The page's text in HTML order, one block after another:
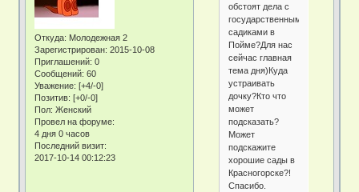
Откуда: Молодежная 2
Зарегистрирован: 2015-10-08
Приглашений: 0
Сообщений: 60
Уважение: [+4/-0]
Позитив: [+0/-0]
Пол: Женский
Провел на форуме:
4 дня 0 часов
Последний визит:
2017-10-14 00:12:23
обстоят дела с
государственными
садиками в
Пойме?Для нас
сейчас главная
тема дня)Куда
устраивать
дочку?Кто что
может
подсказать?
Может
подскажите
хорошие сады в
Красногорске?!
Спасибо.